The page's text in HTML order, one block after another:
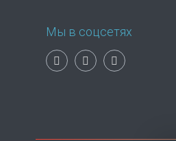
Мы в соцсетях